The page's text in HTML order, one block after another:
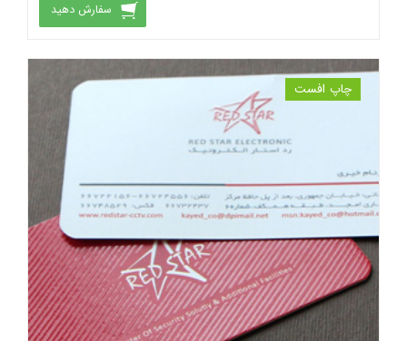
سفارش دهید
چاپ افست